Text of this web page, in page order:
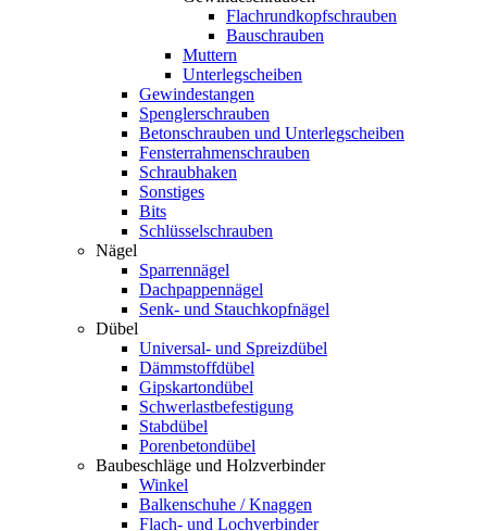
Flachrundkopfschrauben
Bauschrauben
Muttern
Unterlegscheiben
Gewindestangen
Spenglerschrauben
Betonschrauben und Unterlegscheiben
Fensterrahmenschrauben
Schraubhaken
Sonstiges
Bits
Schlüsselschrauben
Nägel
Sparrennägel
Dachpappennägel
Senk- und Stauchkopfnägel
Dübel
Universal- und Spreizdübel
Dämmstoffdübel
Gipskartondübel
Schwerlastbefestigung
Stabdübel
Porenbetondübel
Baubeschläge und Holzverbinder
Winkel
Balkenschuhe / Knaggen
Flach- und Lochverbinder